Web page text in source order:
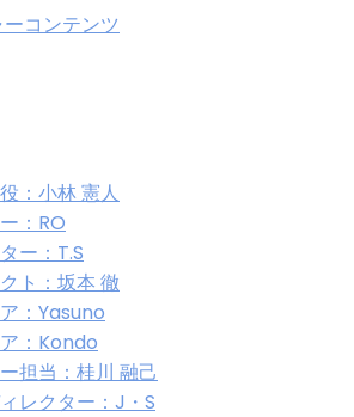
：小林 憲人
：RO
ー：T.S
ト：坂本 徹
：Yasuno
：Kondo
担当：桂川 融己
レクター：J・S